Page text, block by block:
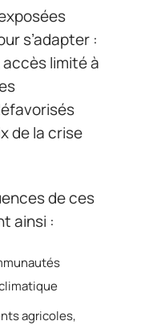
s’adapter :
limité à
de la crise
de ces
ainsi :
agricoles,